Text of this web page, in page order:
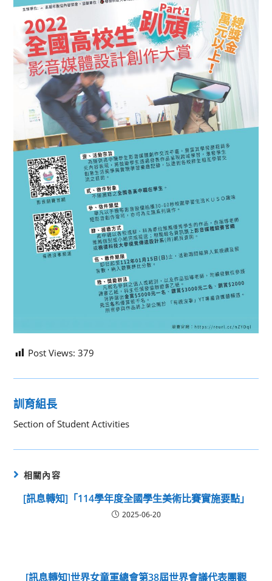
Post Views: 379
訓育組長
Section of Student Activities
相關內容
[訊息轉知]「114學年度全國學生美術比賽實施要點」
2025-06-20
[訊息轉知]世界女童軍總會第38屆世界會議代表團觀